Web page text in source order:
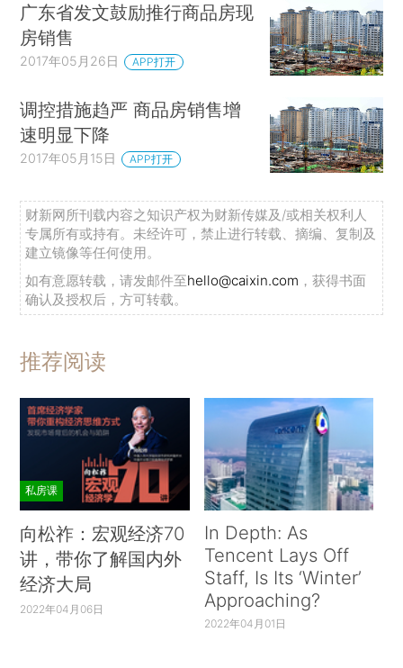
广东省发文鼓励推行商品房现
房销售
2017年05月26日 APP打开
调控措施趋严 商品房销售增
速明显下降
2017年05月15日 APP打开
财新网所刊载内容之知识产权为财新传媒及/或相关权利人
专属所有或持有。未经许可，禁止进行转载、摘编、复制及
建立镜像等任何使用。
如有意愿转载，请发邮件至hello@caixin.com ，获得书面
确认及授权后，方可转载。
推荐阅读
私房课
向松祚：宏观经济70
讲，带你了解国内外
经济大局
2022年04月06日
In Depth: As
Tencent Lays Off
Staff, Is Its ‘Winter’
Approaching?
2022年04月01日